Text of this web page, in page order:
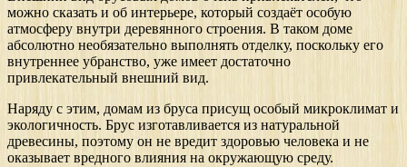
можно сказать и об интерьере, который создаёт особую
атмосферу внутри деревянного строения. В таком доме
абсолютно необязательно выполнять отделку, поскольку его
внутреннее убранство, уже имеет достаточно
привлекательный внешний вид.
Наряду с этим, домам из бруса присущ особый микроклимат и
экологичность. Брус изготавливается из натуральной
древесины, поэтому он не вредит здоровью человека и не
оказывает вредного влияния на окружающую среду.